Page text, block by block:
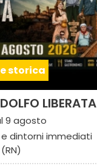
storica
LIBERATA
9 agosto
dintorni immediati